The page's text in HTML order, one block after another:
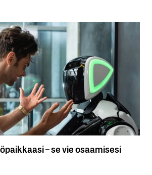
– se vie osaamisesi